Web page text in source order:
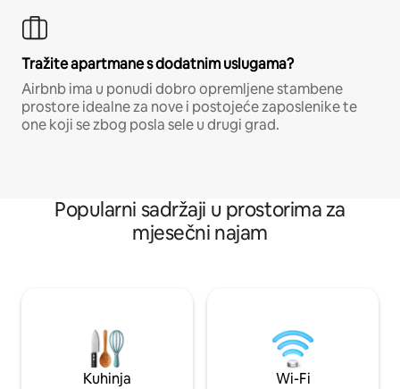
Tražite apartmane s dodatnim uslugama?
Airbnb ima u ponudi dobro opremljene stambene
prostore idealne za nove i postojeće zaposlenike te
one koji se zbog posla sele u drugi grad.
Popularni sadržaji u prostorima za
mjesečni najam
Kuhinja Wi-Fi